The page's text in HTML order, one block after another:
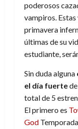
poderosos
vampiros.
primavera
últimas de su
estudiante,
Sin duda alguna
el día fuerte
total de 5
El primero es
God